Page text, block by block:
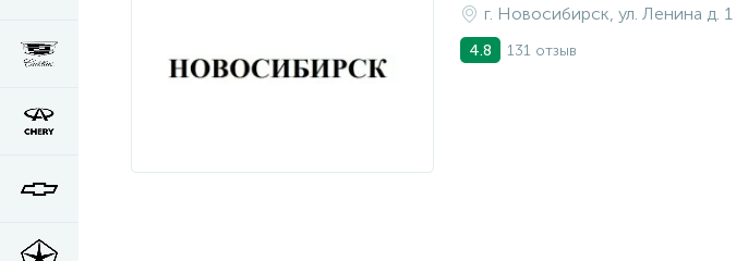
г. Новосибирск, ул. Ленина д. 1
4.8 131 отзыв